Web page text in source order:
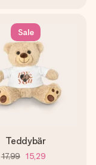
Sale
Teddybär
17,99 15,29